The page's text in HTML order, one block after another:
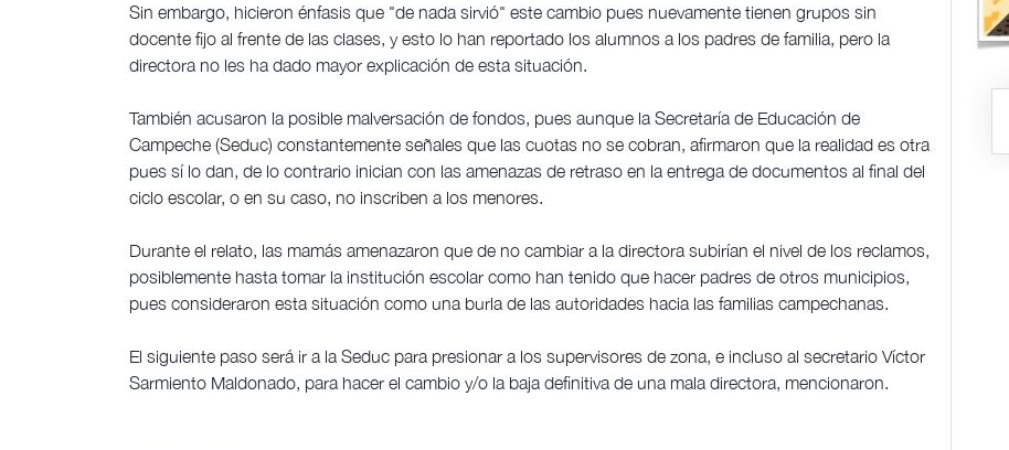
Sin embargo, hicieron énfasis que "de nada sirvió" este cambio pues nuevamente tienen grupos sin
docente fijo al frente de las clases, y esto lo han reportado los alumnos a los padres de familia, pero la
directora no les ha dado mayor explicación de esta situación.
También acusaron la posible malversación de fondos, pues aunque la Secretaría de Educación de
Campeche (Seduc) constantemente señales que las cuotas no se cobran, afirmaron que la realidad es otra
pues sí lo dan, de lo contrario inician con las amenazas de retraso en la entrega de documentos al final del
ciclo escolar, o en su caso, no inscriben a los menores.
Durante el relato, las mamás amenazaron que de no cambiar a la directora subirían el nivel de los reclamos,
posiblemente hasta tomar la institución escolar como han tenido que hacer padres de otros municipios,
pues consideraron esta situación como una burla de las autoridades hacia las familias campechanas.
El siguiente paso será ir a la Seduc para presionar a los supervisores de zona, e incluso al secretario Víctor
Sarmiento Maldonado, para hacer el cambio y/o la baja definitiva de una mala directora, mencionaron.